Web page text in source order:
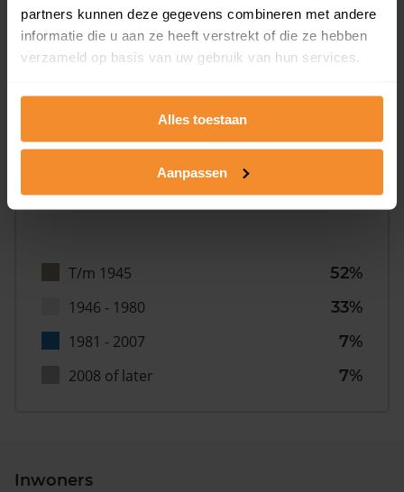
partners kunnen deze gegevens combineren met andere
informatie die u aan ze heeft verstrekt of die ze hebben
verzameld op basis van uw gebruik van hun services.
Alles toestaan
Aanpassen
Bouwjaar
T/m 1945
52%
1946 - 1980
33%
1981 - 2007
7%
2008 of later
7%
Inwoners